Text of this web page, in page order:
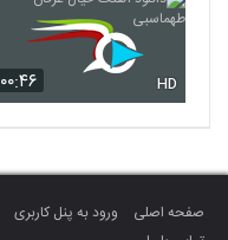
۰۰:۴۶ HD
صفحه اصلی ورود به پنل کاربری